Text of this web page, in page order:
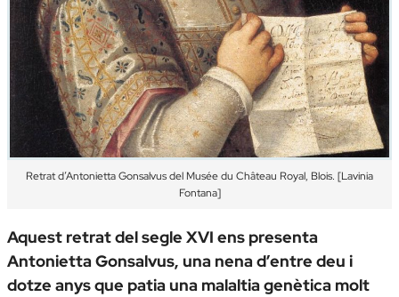
Retrat d’Antonietta Gonsalvusdel Musée du Château Royal, Blois. [Lavinia
Fontana]
Aquest retrat del segle XVI ens presenta
Antonietta Gonsalvus, una nena d’entre deu i
dotze anys que patia una malaltia genètica molt